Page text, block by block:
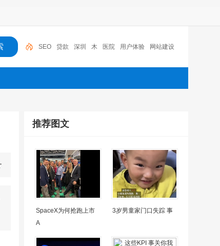
SEO 贷款 深圳 木 医院 用户体验 网站建设
机器人 摩托车 广州
推荐图文
SpaceX为何抢跑上市
A
3岁男童家门口失踪 事